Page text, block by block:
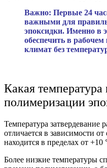
Важно: Первые 24
важными для
эпоксидки. Именно в
обеспечить в
климат без
Какая
полимеризации
Температура затвердевание
отличается в зависимости
находится в пределах от +10
Более низкие температуры